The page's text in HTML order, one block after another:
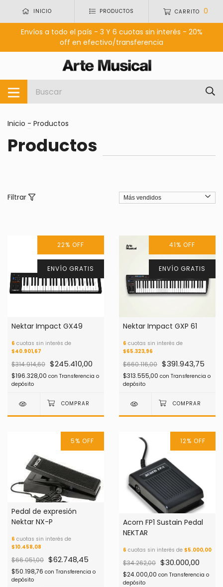
INICIO PRODUCTOS CARRITO 0
Envíos a todo el país - 3 Y 6 cuotas sin interés - 20%
off en efectivo/transferencia
Inicio - Productos
Productos
Filtrar
22% OFF
ENVÍO GRATIS
Nektar Impact GX49
6 cuotas sin interés de
$40.901,67
$314.914,60 $245.410,00
$196.328,00 con Transferencia o
depósito
41% OFF
ENVÍO GRATIS
Nektar Impact GXP 61
6 cuotas sin interés de
$65.323,96
$660.116,00 $391.943,75
$313.555,00 con Transferencia o
depósito
5% OFF
Pedal de expresión
Nektar NX-P
6 cuotas sin interés de
$10.458,08
$66.051,00 $62.748,45
$50.198,76 con Transferencia o
depósito
12% OFF
Acorn FP1 Sustain Pedal
NEKTAR
6 cuotas sin interés de $5.000,00
$34.262,00 $30.000,00
$24.000,00 con Transferencia o
depósito